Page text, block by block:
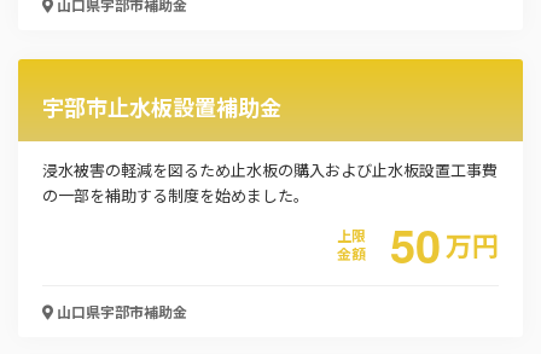
山口県宇部市補助金
宇部市止水板設置補助金
浸水被害の軽減を図るため止水板の購入および止水板設置工事費
の一部を補助する制度を始めました。
上限
金額
50万円
山口県宇部市補助金